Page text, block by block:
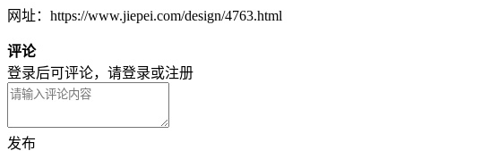
网址：https://www.jiepei.com/design/4763.html
评论
登录后可评论，请登录或注册
发布